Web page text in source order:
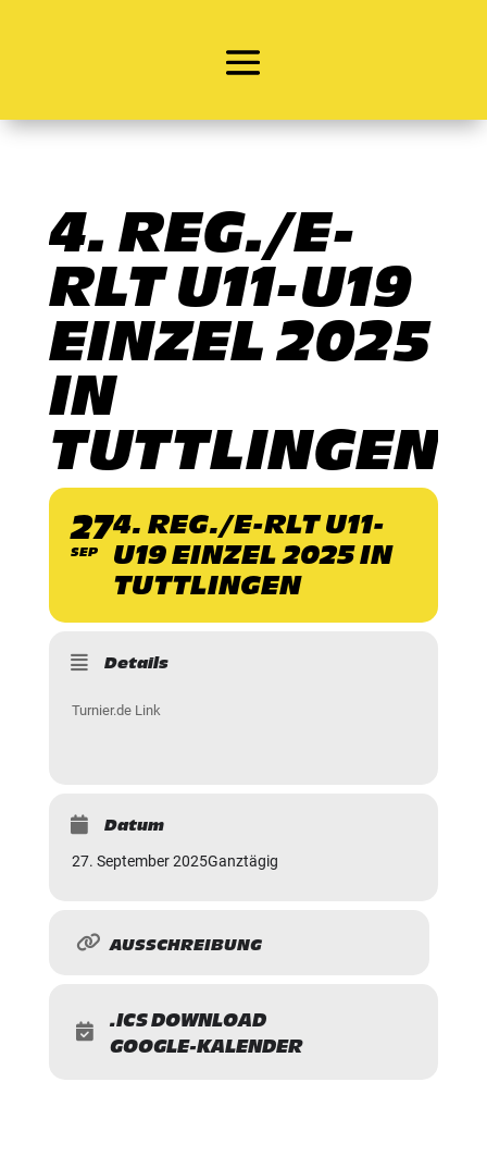
4. REG./E-
RLT U11-U19
EINZEL 2025
IN
TUTTLINGEN
27
SEP
4. REG./E-RLT U11-
U19 EINZEL 2025 IN
TUTTLINGEN
Details
Turnier.de Link
Datum
27. September 2025Ganztägig
AUSSCHREIBUNG
.ICS DOWNLOAD
GOOGLE-KALENDER